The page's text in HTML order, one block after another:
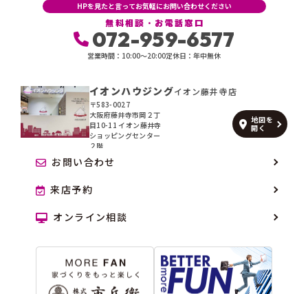
具体的には、以下の内容に従ってお客さま情報の取り扱いをいたしま
３．お客さまの情報の利用目的
り、各種の申込みの受付、訪問、提案、見積、各種の工事やサービス提
供等の機会に、当社が直接あるいは協力会社又は業務委託先等を通じ
て、お客さまの個人情報（お客さまの電子メールアドレス、氏名、住
所、電話番号等）を取得いたしますが、これらの個人情報は下記の目的
に利用させていただきます。
(1) 不動産についてのサービスの提供
(2) 不動産についてのサービスのアフターサービスの提供
研究開発
す。）への提供。
なお、当社は、サイト管理会社が提供するサービス改善に必要な範囲
で、お客さまの個人データをサイト管理会社に提供します。
このように提供された個人データにつきましては、サイト管理会社にお
いて管理されることとなります。
HPを見たと言ってお気軽にお問い合わせください
無料相談・お電話窓口
072-959-6577
営業時間：10:00〜20:00定休日：年中無休
イオンハウジングイオン藤井寺店
〒583-0027
大阪府藤井寺市岡２丁
目10-11 イオン藤井寺
ショッピングセンター
２階
地図を
開く
お問い合わせ
来店予約
オンライン相談